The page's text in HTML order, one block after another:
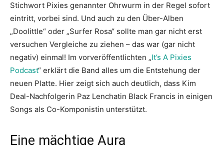
Stichwort Pixies genannter Ohrwurm in der Regel sofort
eintritt, vorbei sind. Und auch zu den Über-Alben
„Doolittle“ oder „Surfer Rosa“ sollte man gar nicht erst
versuchen Vergleiche zu ziehen – das war (gar nicht
negativ) einmal! Im vorveröffentlichten „It’s A Pixies
Podcast“ erklärt die Band alles um die Entstehung der
neuen Platte. Hier zeigt sich auch deutlich, dass Kim
Deal-Nachfolgerin Paz Lenchatin Black Francis in einigen
Songs als Co-Komponistin unterstützt.
Eine mächtige Aura